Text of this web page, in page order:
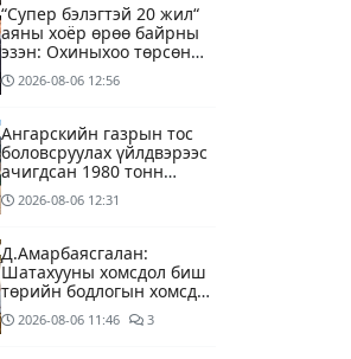
“Супер бэлэгтэй 20 жил“
аяны хоёр өрөө байрны
эзэн: Охиныхоо төрсөн
өдрөөр байртай болно
гэдэг хамгийн том аз
2026-08-06 12:56
Ангарскийн газрын тос
боловсруулах үйлдвэрээс
ачигдсан 1980 тонн
АИ-92 автобензин
өнөөдөр Монгол Улсын
2026-08-06 12:31
Д.Амарбаясгалан:
Шатахууны хомсдол биш
төрийн бодлогын хомсдол
үүсээд байна
2026-08-06 11:46 3